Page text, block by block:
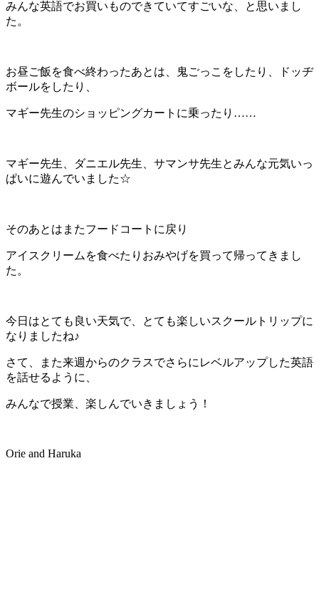
みんな英語でお買いものできていてすごいな、と思いまし
た。
お昼ご飯を食べ終わったあとは、鬼ごっこをしたり、ドッヂ
ボールをしたり、
マギー先生のショッピングカートに乗ったり……
マギー先生、ダニエル先生、サマンサ先生とみんな元気いっ
ぱいに遊んでいました☆
そのあとはまたフードコートに戻り
アイスクリームを食べたりおみやげを買って帰ってきまし
た。
今日はとても良い天気で、とても楽しいスクールトリップに
なりましたね♪
さて、また来週からのクラスでさらにレベルアップした英語
を話せるように、
みんなで授業、楽しんでいきましょう！
Orie and Haruka